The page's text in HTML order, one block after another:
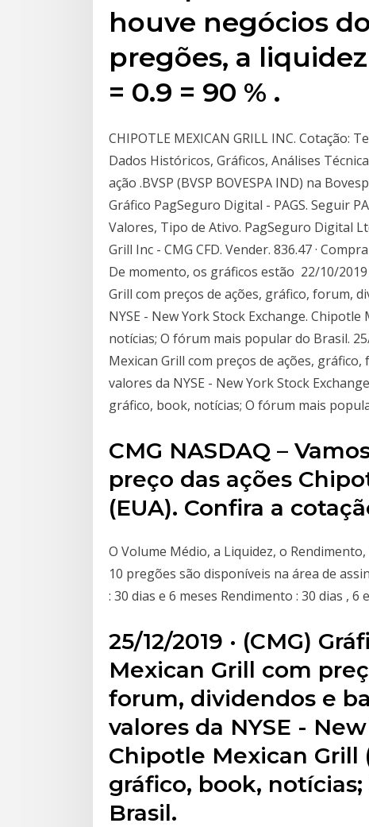
houve negócios
pregões, a liquidez
= 0.9 = 90 % .
CHIPOTLE MEXICAN GRILL INC.
Dados Históricos, Gráficos, Análises
ação .BVSP (BVSP BOVESPA IND) na
Gráfico PagSeguro Digital - PAGS. Seguir
Valores, Tipo de Ativo. PagSeguro Digital
Grill Inc - CMG CFD. Vender. 836.47 ·
De momento, os gráficos estão 22/10/2019
Grill com preços de ações, gráfico, forum,
NYSE - New York Stock Exchange.
notícias; O fórum mais popular do Brasil.
Mexican Grill com preços de ações,
valores da NYSE - New York Stock
gráfico, book, notícias; O fórum mais
CMG NASDAQ –
preço das ações
(EUA). Confira a
O Volume Médio, a Liquidez, o
10 pregões são disponíveis na área de
: 30 dias e 6 meses Rendimento : 30 dias ,
25/12/2019 · (CMG)
Mexican Grill com
forum, dividendos e
valores da NYSE -
Chipotle Mexican Grill
gráfico, book,
Brasil.